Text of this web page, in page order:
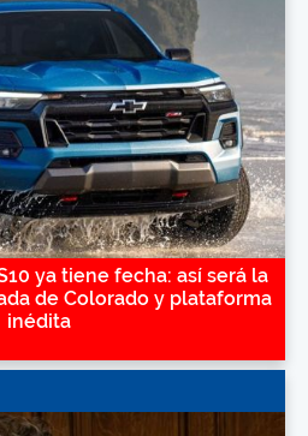
ya tiene fecha: así será la
de Colorado y plataforma
inédita